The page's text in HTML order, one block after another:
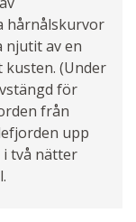
hårnålskurvor
njutit av en
(Under
för
från
upp
i två nätter